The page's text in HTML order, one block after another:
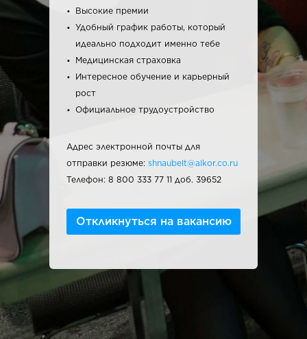
Высокие премии
Удобный график работы, который
идеально подходит именно тебе
Медицинская страховка
Интересное обучение и карьерный
рост
Официальное трудоустройство
Адрес электронной почты для
отправки резюме: shnaubelt@alkor.co.ru
Телефон: 8 800 333 77 11 доб. 39652
Откликнуться на вакансию